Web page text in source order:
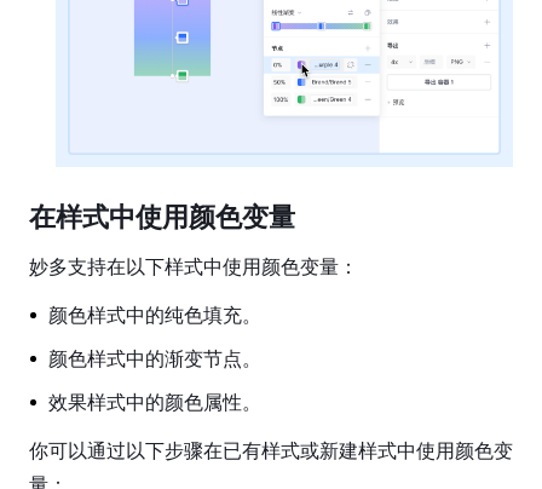
共
与
权
限
账
单
管
理
企
在样式中使用颜色变量
妙多支持在以下样式中使用颜色变量：
颜色样式中的纯色填充。
颜色样式中的渐变节点。
效果样式中的颜色属性。
你可以通过以下步骤在已有样式或新建样式中使用颜色变